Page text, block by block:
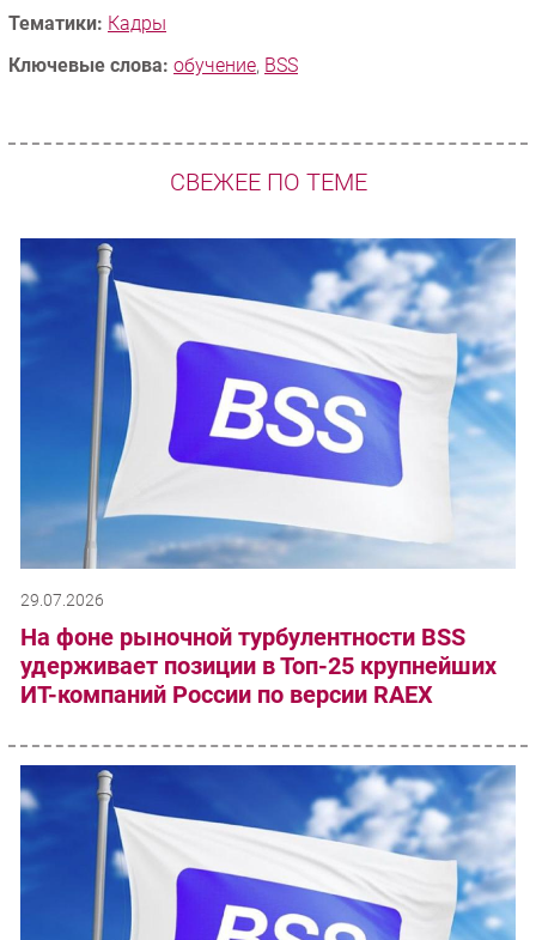
Тематики: Кадры
Ключевые слова: обучение, BSS
СВЕЖЕЕ ПО ТЕМЕ
29.07.2026
На фоне рыночной турбулентности BSS
удерживает позиции в Топ-25 крупнейших
ИТ-компаний России по версии RAEX